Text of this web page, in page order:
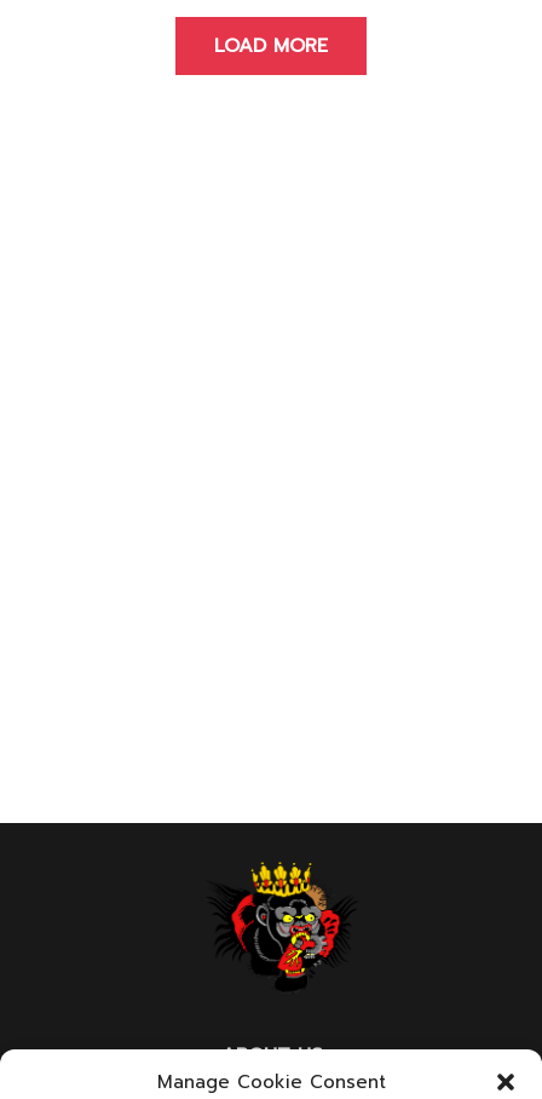
Manage Cookie Consent
LOAD MORE
ABOUT US